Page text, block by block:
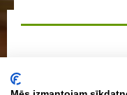
Valsts aizsardzības